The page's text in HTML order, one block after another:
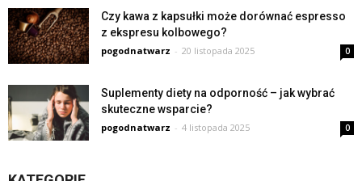
Czy kawa z kapsułki może dorównać espresso
z ekspresu kolbowego?
pogodnatwarz - 20 listopada 2025 0
Suplementy diety na odporność – jak wybrać
skuteczne wsparcie?
pogodnatwarz - 4 listopada 2025 0